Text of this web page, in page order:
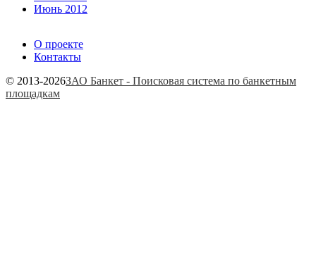
Июнь 2012
О проекте
Контакты
© 2013-2026ЗАО Банкет - Поисковая система по банкетным
площадкам